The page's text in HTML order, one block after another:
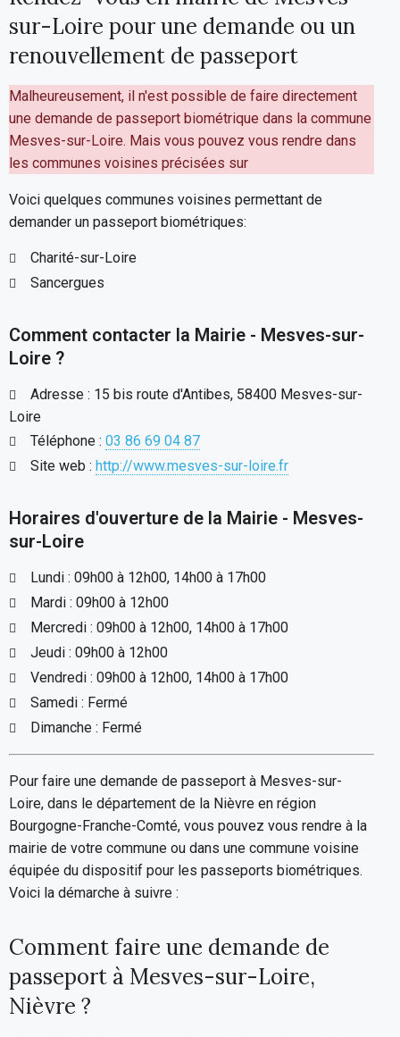
sur-Loire pour une demande ou un
renouvellement de passeport
Malheureusement, il n'est possible de faire directement
une demande de passeport biométrique dans la commune
Mesves-sur-Loire. Mais vous pouvez vous rendre dans
les communes voisines précisées sur
Voici quelques communes voisines permettant de
demander un passeport biométriques:
Charité-sur-Loire
Sancergues
Comment contacter la Mairie - Mesves-sur-
Loire ?
Adresse : 15 bis route d'Antibes, 58400 Mesves-sur-
Loire
Téléphone : 03 86 69 04 87
Site web : http://www.mesves-sur-loire.fr
Horaires d'ouverture de la Mairie - Mesves-
sur-Loire
Lundi : 09h00 à 12h00, 14h00 à 17h00
Mardi : 09h00 à 12h00
Mercredi : 09h00 à 12h00, 14h00 à 17h00
Jeudi : 09h00 à 12h00
Vendredi : 09h00 à 12h00, 14h00 à 17h00
Samedi : Fermé
Dimanche : Fermé
Pour faire une demande de passeport à Mesves-sur-
Loire, dans le département de la Nièvre en région
Bourgogne-Franche-Comté, vous pouvez vous rendre à la
mairie de votre commune ou dans une commune voisine
équipée du dispositif pour les passeports biométriques.
Voici la démarche à suivre :
Comment faire une demande de
passeport à Mesves-sur-Loire,
Nièvre ?